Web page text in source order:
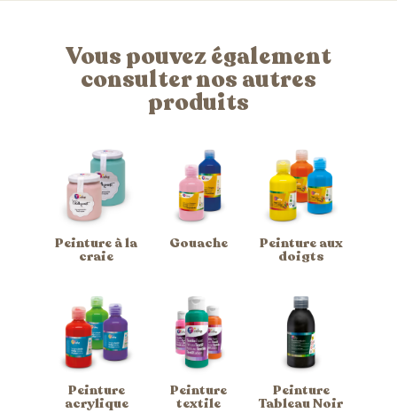
Vous pouvez également
consulter nos autres
produits
Peinture à la
craie
Gouache Peinture aux
doigts
Peinture
acrylique
Peinture
textile
Peinture
Tableau Noir